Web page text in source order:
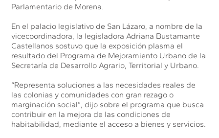
Parlamentario de Morena.
En el palacio legislativo de San Lázaro, a nombre de la
vicecoordinadora, la legisladora Adriana Bustamante
Castellanos sostuvo que la exposición plasma el
resultado del Programa de Mejoramiento Urbano de la
Secretaría de Desarrollo Agrario, Territorial y Urbano.
“Representa soluciones a las necesidades reales de
las colonias y comunidades con gran rezago o
marginación social”, dijo sobre el programa que busca
contribuir en la mejora de las condiciones de
habitabilidad, mediante el acceso a bienes y servicios.